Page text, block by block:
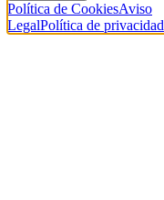
Política de CookiesAviso
LegalPolítica de privacidad